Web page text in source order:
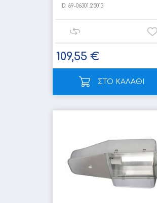
ID: 69-06301.25013
109,55 €
ΣΤΟ ΚΑΛΑΘΙ